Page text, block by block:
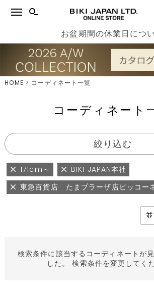
お盆期間の休業日につ
HOME コーディネート一覧
コーディネート
絞り込む
171cm～
BIKI JAPAN本社
東急百貨店 たまプラーザ店ピッコー
検索条件に該当するコーディネートが
した。 検索条件を変更してくだ